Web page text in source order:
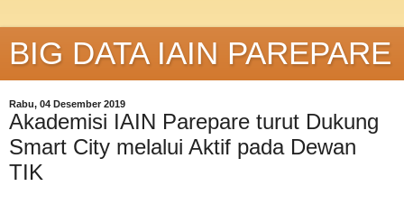
BIG DATA IAIN PAREPARE
Rabu, 04 Desember 2019
Akademisi IAIN Parepare turut Dukung
Smart City melalui Aktif pada Dewan
TIK